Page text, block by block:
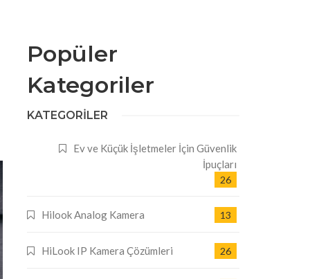
Popüler
Kategoriler
KATEGORILER
Ev ve Küçük İşletmeler İçin Güvenlik
İpuçları
26
Hilook Analog Kamera 13
HiLook IP Kamera Çözümleri 26